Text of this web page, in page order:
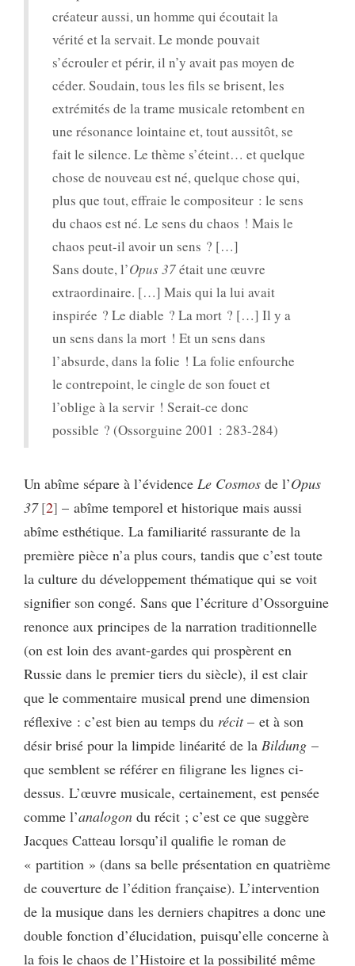
créateur aussi, un homme qui écoutait la
vérité et la servait. Le monde pouvait
s’écrouler et périr, il n’y avait pas moyen de
céder. Soudain, tous les fils se brisent, les
extrémités de la trame musicale retombent en
une résonance lointaine et, tout aussitôt, se
fait le silence. Le thème s’éteint… et quelque
chose de nouveau est né, quelque chose qui,
plus que tout, effraie le compositeur : le sens
du chaos est né. Le sens du chaos ! Mais le
chaos peut-il avoir un sens ? […]
Sans doute, l’Opus 37était une œuvre
extraordinaire. […] Mais qui la lui avait
inspirée ? Le diable ? La mort ? […] Il y a
un sens dans la mort ! Et un sens dans
l’absurde, dans la folie ! La folie enfourche
le contrepoint, le cingle de son fouet et
l’oblige à la servir ! Serait-ce donc
possible ? (Ossorguine 2001 : 283-284)
Un abîme sépare à l’évidence Le Cosmos de l’Opus
37 2 – abîme temporel et historique mais aussi
abîme esthétique. La familiarité rassurante de la
première pièce n’a plus cours, tandis que c’est toute
la culture du développement thématique qui se voit
signifier son congé. Sans que l’écriture d’Ossorguine
renonce aux principes de la narration traditionnelle
(on est loin des avant-gardes qui prospèrent en
Russie dans le premier tiers du siècle), il est clair
que le commentaire musical prend une dimension
réflexive : c’est bien au temps du récit– et à son
désir brisé pour la limpide linéarité de la Bildung –
que semblent se référer en filigrane les lignes ci-
dessus. L’œuvre musicale, certainement, est pensée
comme l’analogon du récit ; c’est ce que suggère
Jacques Catteau lorsqu’il qualifie le roman de
« partition » (dans sa belle présentation en quatrième
de couverture de l’édition française). L’intervention
de la musique dans les derniers chapitres a donc une
double fonction d’élucidation, puisqu’elle concerne à
la fois le chaos de l’Histoire et la possibilité même